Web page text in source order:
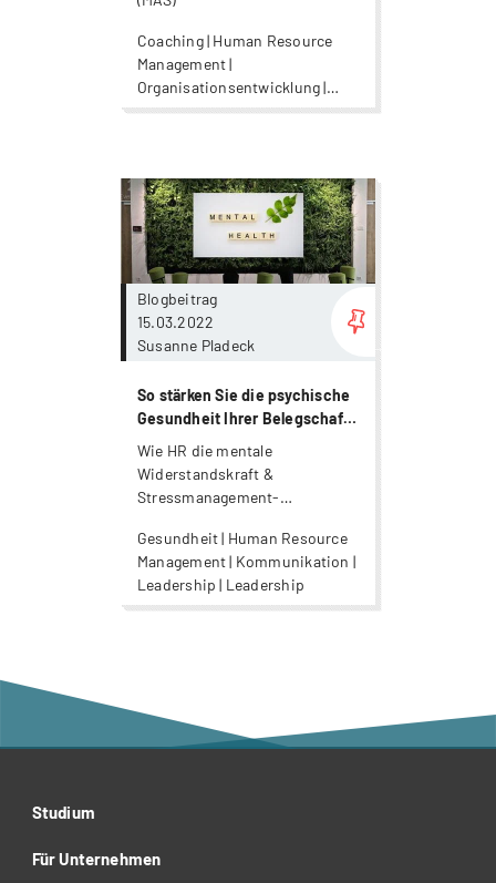
Coaching | Human Resource
Management |
Organisationsentwicklung |
Personalentwicklung |
Blogbeitrag
15.03.2022
Susanne Pladeck
So stärken Sie die psychische
Gesundheit Ihrer Belegschaft!
(2/2)
Wie HR die mentale
Widerstandskraft &
Stressmanagement-
fördert.
Gesundheit | Human Resource
Management | Kommunikation |
Leadership | Leadership
more...
Studium
Für Unternehmen